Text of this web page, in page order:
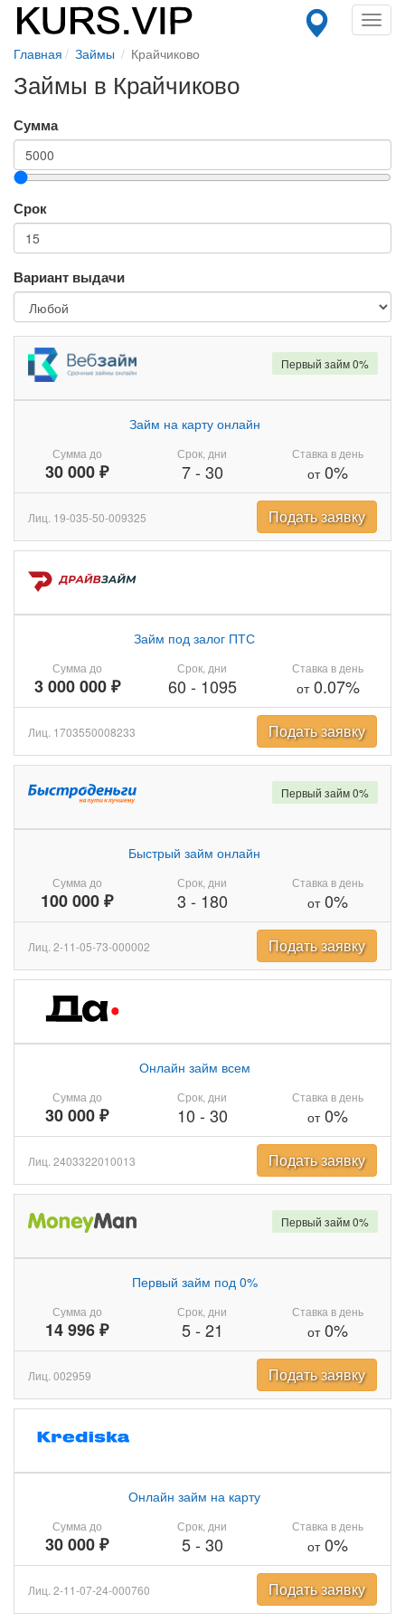
Главная Займы Крайчиково
Займы в Крайчиково
Сумма
Срок
Вариант выдачи
Сумма до
30 000 ₽
Займ на карту онлайн
Срок, дни
7- 30
Ставка в день
от0%
Первый займ 0%
Лиц. 19-035-50-009325 Подать заявку
Сумма до
3 000 000 ₽
Займ под залог ПТС
Срок, дни
60 - 1095
Ставка в день
от0.07%
Лиц. 1703550008233 Подать заявку
Сумма до
100 000 ₽
Быстрый займ онлайн
Срок, дни
3 - 180
Ставка в день
от0%
Первый займ 0%
Лиц. 2-11-05-73-000002 Подать заявку
Сумма до
30 000 ₽
Онлайн займ всем
Срок, дни
10 - 30
Ставка в день
от0%
Лиц. 2403322010013 Подать заявку
Сумма до
14 996 ₽
Первый займ под 0%
Срок, дни
5- 21
Ставка в день
от0%
Первый займ 0%
Лиц. 002959 Подать заявку
Сумма до
30 000 ₽
Онлайн займ на карту
Срок, дни
5- 30
Ставка в день
от0%
Лиц. 2-11-07-24-000760 Подать заявку